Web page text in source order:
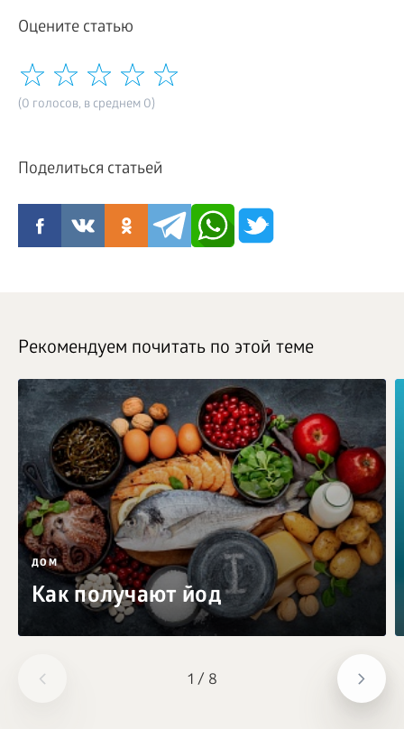
Оцените статью
(0 голосов, в среднем 0)
Поделиться статьей
1 / 8
Рекомендуем почитать по этой теме
ДОМ
Как получают йод